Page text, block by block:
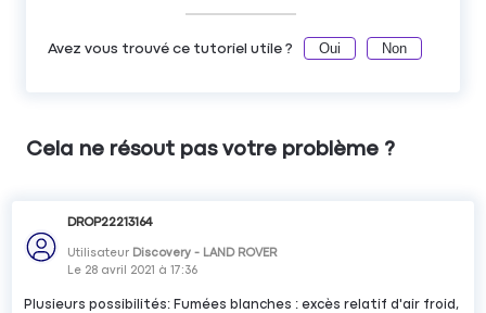
Avez vous trouvé ce tutoriel utile ? Oui Non
Cela ne résout pas votre problème ?
DROP22213164
Utilisateur Discovery - LAND ROVER
Le 28 avril 2021 à17:36
Plusieurs possibilités: Fumées blanches : excès relatif d'air froid,